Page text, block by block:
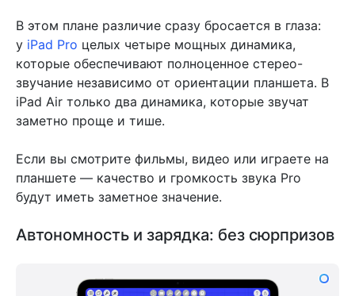
В этом плане различие сразу бросается в глаза:
у iPad Pro целых четыре мощных динамика,
которые обеспечивают полноценное стерео-
звучание независимо от ориентации планшета. В
iPad Air только два динамика, которые звучат
заметно проще и тише.
Если вы смотрите фильмы, видео или играете на
планшете — качество и громкость звука Pro
будут иметь заметное значение.
Автономность и зарядка: без сюрпризов